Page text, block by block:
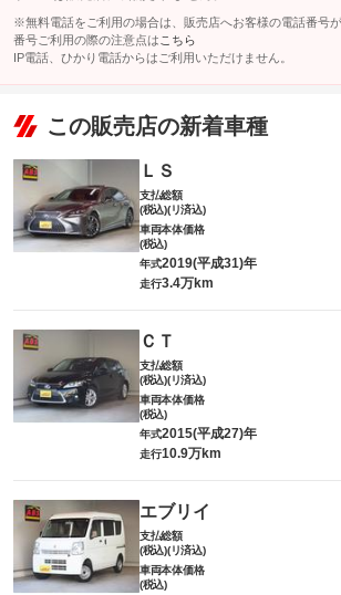
※無料電話をご利用の場合は、販売店へお客様の電話番号
番号ご利用の際の注意点は こちら
IP電話、ひかり電話からはご利用いただけません。
この販売店の新着車種
ＬＳ
支払総額
(税込)(リ済込)
車両本体価格
(税込)
年式2019(平成31)年
走行3.4万km
ＣＴ
支払総額
(税込)(リ済込)
車両本体価格
(税込)
年式2015(平成27)年
走行10.9万km
エブリイ
支払総額
(税込)(リ済込)
車両本体価格
(税込)